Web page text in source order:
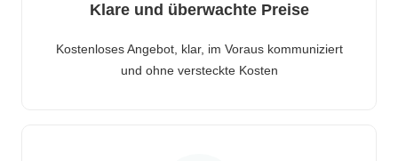
Klare und überwachte Preise
Kostenloses Angebot, klar, im Voraus kommuniziert
und ohne versteckte Kosten